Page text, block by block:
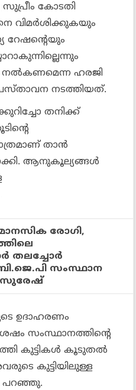
കോടതി
വിമര്‍ശിക്കുകയും
റേഷന്റെയും
നല്‍കണമെന്ന ഹരജി
നടത്തിയത്.
തനിക്ക്
താന്‍
ആനുകൂല്യങ്ങള്‍
രോഗി,
തലച്ചോർ
സംസ്ഥാന
ഉദാഹരണം
സംസ്ഥാനത്തിന്റെ
കുട്ടികള്‍ കൂടുതല്‍
കുട്ടിയിലുള്ള
പറഞ്ഞു.